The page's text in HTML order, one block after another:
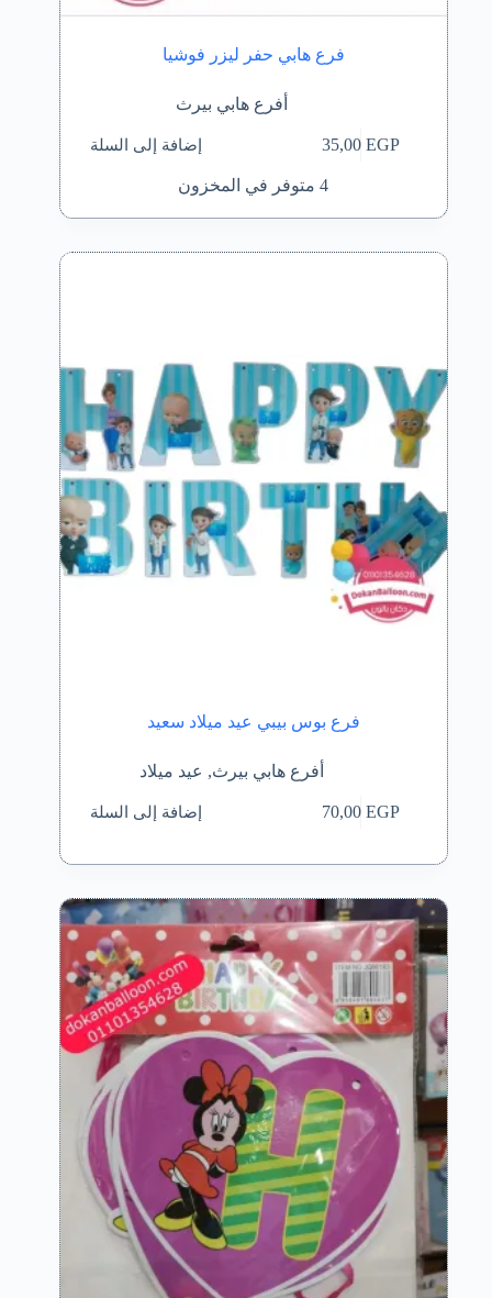
فرع هابي حفر ليزر فوشيا
أفرع هابي بيرث
35,00EGP إضافة إلى السلة
4 متوفر في المخزون
فرع بوس بيبي عيد ميلاد سعيد
أفرع هابي بيرث, عيد ميلاد
70,00EGP إضافة إلى السلة